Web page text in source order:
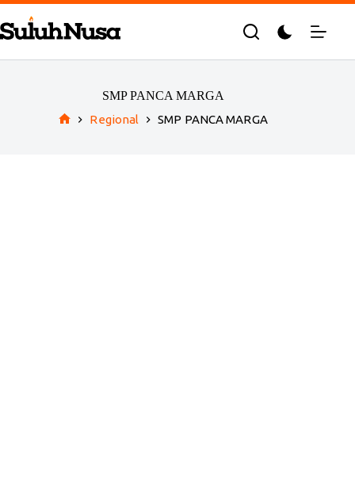
Skip
to
content
SMP PANCA MARGA
Regional SMP PANCA MARGA